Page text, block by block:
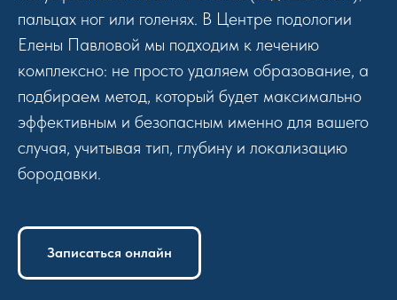
пальцах ног или голенях. В Центре подологии
Елены Павловой мы подходим к лечению
комплексно: не просто удаляем образование, а
подбираем метод, который будет максимально
эффективным и безопасным именно для вашего
случая, учитывая тип, глубину и локализацию
бородавки.
Записаться онлайн